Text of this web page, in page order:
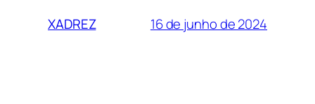
XADREZ 16 de junho de 2024